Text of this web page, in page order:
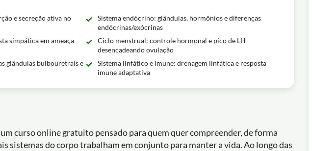
e secreção ativa no
Sistema endócrino: glândulas, hormônios e diferenças
endócrinas/exócrinas
simpática em ameaça
Ciclo menstrual: controle hormonal e pico de LH
desencadeando ovulação
glândulas bulbouretrais e
Sistema linfático e imune: drenagem linfática e resposta
imune adaptativa
curso online gratuito pensado para quem quer compreender, de forma
sistemas do corpo trabalham em conjunto para manter a vida. Ao longo das